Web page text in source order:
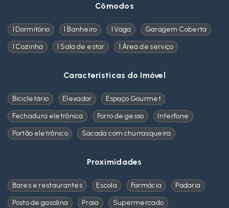
Cômodos
1 Dormitório 1 Banheiro 1 Vaga
Garagem Coberta
1 Cozinha
1 Sala de estar 1 Área de serviço
Características do Imóvel
Bicicletário Elevador
Espaço Gourmet
Fechadura eletrônica
Forro de gesso
Interfone
Portão eletrônico
Sacada com churrasqueira
Proximidades
Bares e restaurantes Escola Farmácia
Padaria
Posto de gasolina
Praia Supermercado